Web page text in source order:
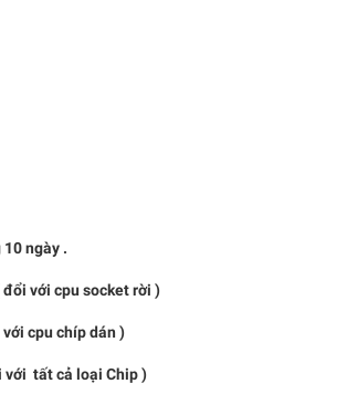
ngày .
với cpu socket rời )
chíp dán )
cả loại Chip )